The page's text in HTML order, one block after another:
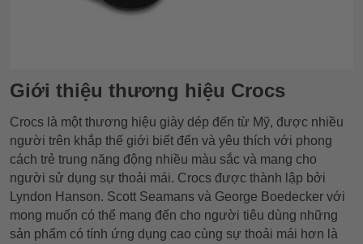
Giới thiệu thương hiệu Crocs
Crocs là một thương hiệu giày dép đến từ Mỹ, được nhiều
người trên khắp thế giới biết đến và yêu thích với phong
cách trẻ trung năng động nhiều màu sắc và mang cho
người sử dụng sự thoải mái. Crocs được thành lập bởi
Lyndon Hanson. Scott Seamans và George Boedecker với
mong muốn có thể mang đến cho người tiêu dùng những
sản phẩm có tính ứng dụng cao cùng sự thoải mái hơn là